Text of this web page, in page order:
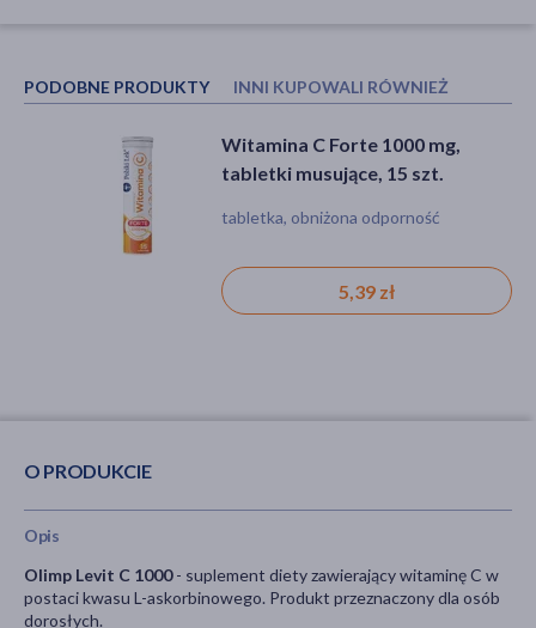
PODOBNE PRODUKTY INNI KUPOWALI RÓWNIEŻ
Witamina C Forte 1000 mg,
tabletki musujące, 15 szt.
tabletka, obniżona odporność
5,39 zł
Olimp Gold-Vit C1000, tabletki
musujące, smak cytrynowy, 20
tabletka, odporność, zmęczenie
15,79 zł
O PRODUKCIE
Opis
Olimp Levit C 1000- suplement diety zawierający witaminę C w
postaci kwasu L-askorbinowego. Produkt przeznaczony dla osób
dorosłych.